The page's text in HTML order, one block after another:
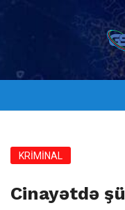
KRİMİNAL
Cinayətdə